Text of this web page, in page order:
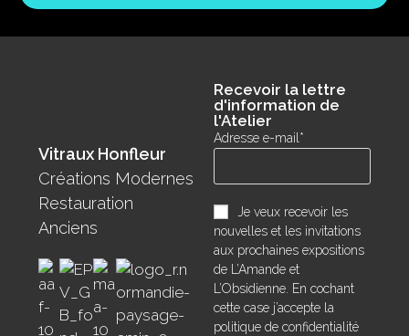
Vitraux Honfleur
Créations Modernes
Restauration
Anciens
Recevoir la lettre
d'information de
l'Atelier
Adresse e-mail*
Je veux recevoir les
nouvelles et les invitations
aux prochaines expositions
de L’Amande et
L’Obsidienne. En cochant
cette case j’accepte la
politique de confidentialité